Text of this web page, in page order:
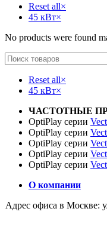
Reset all×
45 кВт×
No products were found
Reset all×
45 кВт×
ЧАСТОТНЫЕ
OptiPlay серии
OptiPlay серии
OptiPlay серии
OptiPlay серии
OptiPlay серии
О компании
Адрес офиса в Москве: